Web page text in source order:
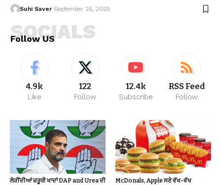
Suhi Saver September 26, 2025
Follow US
SOCIALS
4.9k
Like
122
Follow
12.4k
Subscribe
RSS Feed
Follow
ਲੋੜੀਂਦੀਆਂ ਜ਼ਰੂਰੀ ਖਾਦਾਂ DAP and Urea ਦੀ
McDonals, Apple ਸਣੇ ਵੱਖ-ਵੱਖ